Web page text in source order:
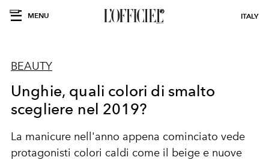
MENU ITALY
BEAUTY
Unghie, quali colori di smalto
scegliere nel 2019?
La manicure nell'anno appena cominciato vede
protagonisti colori caldi come il beige e nuove